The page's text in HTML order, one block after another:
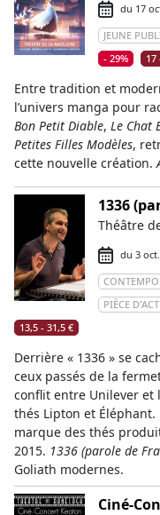
du 17
JEUNE
- 29%
17
Entre tradition et
l’univers manga pour
Bon Petit Diable, Le Chat
Petites Filles Modèles,
cette nouvelle création.
1336
Théâtre
du 3
PIÈCE
13,5 - 31,5 €
Derrière « 1336 » se
ceux passés de la
conflit entre Unilever
thés Lipton et Éléphant.
marque des thés
2015. 1336 (parole de
Goliath modernes.
Ciné-